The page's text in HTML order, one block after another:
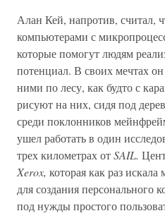
Алан Кей, напротив, считал,
компьютерами с
которые помогут людям
потенциал. В своих мечтах
ними по лесу, как будто с
рисуют на них, сидя под
среди поклонников
ушел работать в один
трех километрах отSAIL.
Xerox, которая как раз
для создания персонального
под нужды простого